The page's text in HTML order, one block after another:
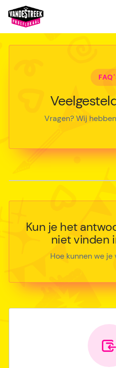
Vragen? Wij
Kun je het
niet vinden
Hoe kunnen we